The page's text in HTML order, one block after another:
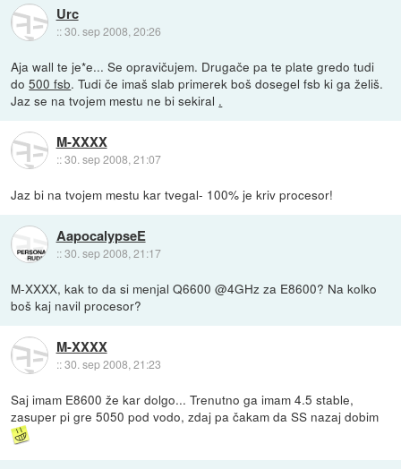
Urc
::30. sep 2008, 20:26
Aja wall te je*e... Se opravičujem. Drugače pa te plate gredo tudi
do500 fsb. Tudi če imaš slab primerek boš dosegel fsb ki ga želiš.
Jaz se na tvojem mestu ne bi sekiral .
M-XXXX
::30. sep 2008, 21:07
Jaz bi na tvojem mestu kar tvegal- 100% je kriv procesor!
AapocalypseE
::30. sep 2008, 21:17
M-XXXX, kak to da si menjal Q6600 @4GHz za E8600? Na kolko
boš kaj navil procesor?
M-XXXX
::30. sep 2008, 21:23
Saj imam E8600 že kar dolgo... Trenutno ga imam 4.5 stable,
zasuper pi gre 5050 pod vodo, zdaj pa čakam da SS nazaj dobim